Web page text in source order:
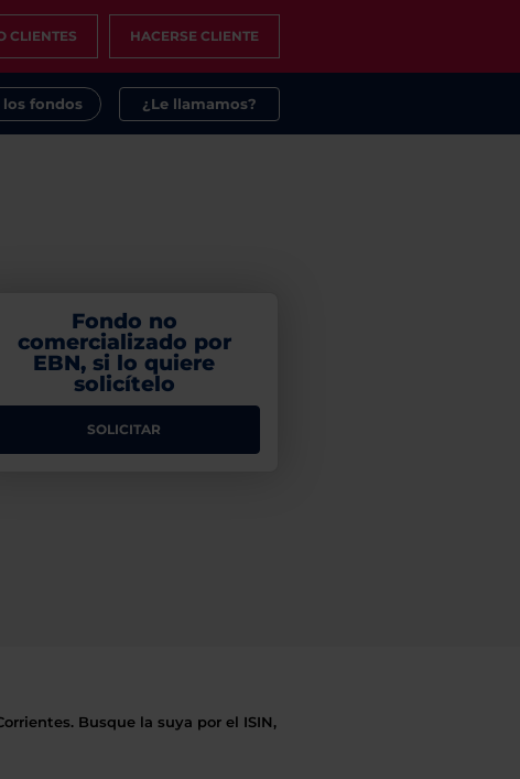
CLIENTES HACERSE CLIENTE
fondos ¿Le llamamos?
Fondo no
comercializado por
EBN, si lo quiere
solicítelo
SOLICITAR
Busque la suya por el ISIN,